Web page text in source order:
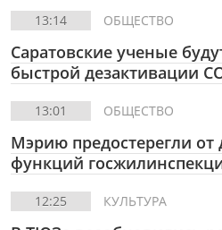
13:14 ОБЩЕСТВО
Саратовские ученые
быстрой дезактивации
13:01 ОБЩЕСТВО
Мэрию предостерегли от
функций
12:25 КУЛЬТУРА